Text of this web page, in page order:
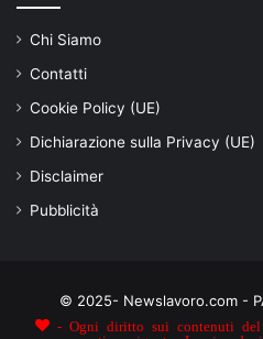
Chi Siamo
Contatti
Cookie Policy (UE)
Dichiarazione sulla Privacy (UE)
Disclaimer
Pubblicità
© 2025- Newslavoro.com -
- Ogni diritto sui contenuti